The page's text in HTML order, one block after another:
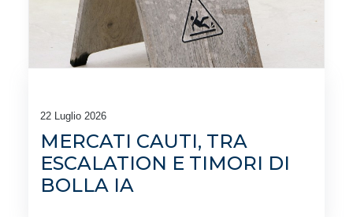
22 Luglio 2026
MERCATI CAUTI, TRA
ESCALATION E TIMORI DI
BOLLA IA